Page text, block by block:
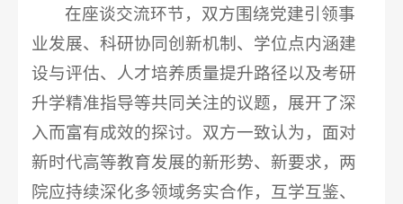
在座谈交流环节，双方围绕党建引领事
业发展、科研协同创新机制、学位点内涵建
设与评估、人才培养质量提升路径以及考研
升学精准指导等共同关注的议题，展开了深
入而富有成效的探讨。双方一致认为，面对
新时代高等教育发展的新形势、新要求，两
院应持续深化多领域务实合作，互学互鉴、